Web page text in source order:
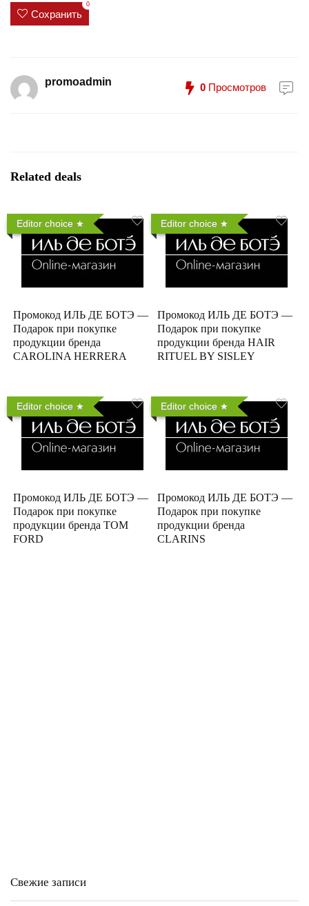
Сохранить
0
promoadmin 0 Просмотров
Related deals
Editor choice
Промокод ИЛЬ ДЕ БОТЭ —
Подарок при покупке
продукции бренда
CAROLINA HERRERA
Editor choice
Промокод ИЛЬ ДЕ БОТЭ —
Подарок при покупке
продукции бренда HAIR
RITUEL BY SISLEY
Editor choice
Промокод ИЛЬ ДЕ БОТЭ —
Подарок при покупке
продукции бренда TOM
FORD
Editor choice
Промокод ИЛЬ ДЕ БОТЭ —
Подарок при покупке
продукции бренда
CLARINS
Свежие записи